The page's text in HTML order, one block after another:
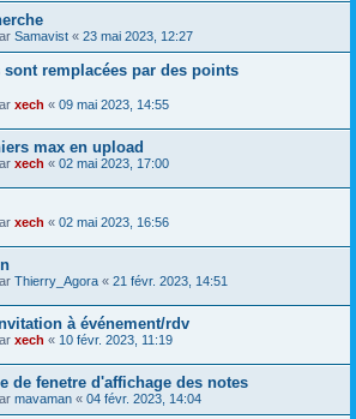
Samavist « 23 mai 2023, 12:27
sont remplacées par des points
xech « 09 mai 2023, 14:55
max en upload
xech « 02 mai 2023, 17:00
xech « 02 mai 2023, 16:56
Thierry_Agora « 21 févr. 2023, 14:51
à événement/rdv
xech « 10 févr. 2023, 11:19
de fenetre d'affichage des notes
mavaman « 04 févr. 2023, 14:04